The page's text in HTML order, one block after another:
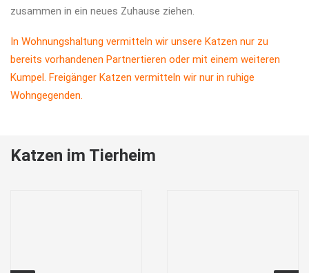
zusammen in ein neues Zuhause ziehen.
In Wohnungshaltung vermitteln wir unsere Katzen nur zu
bereits vorhandenen Partnertieren oder mit einem weiteren
Kumpel. Freigänger Katzen vermitteln wir nur in ruhige
Wohngegenden.
Katzen im Tierheim